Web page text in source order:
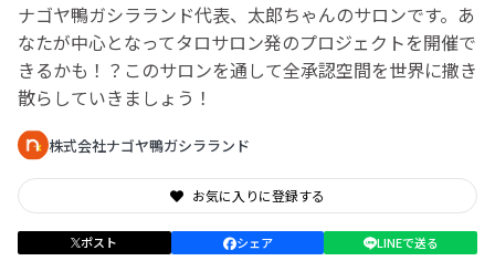
ナゴヤ鴨ガシラランド代表、太郎ちゃんのサロンです。あ
なたが中心となってタロサロン発のプロジェクトを開催で
きるかも！？このサロンを通して全承認空間を世界に撒き
散らしていきましょう！
株式会社ナゴヤ鴨ガシラランド
お気に入りに登録する
ポスト シェア LINEで送る